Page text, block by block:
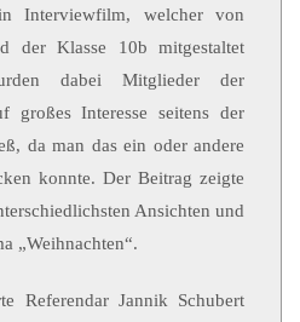
Interviewfilm, welcher von
der Klasse 10b mitgestaltet
dabei Mitglieder der
großes Interesse seitens der
da man das ein oder andere
konnte. Der Beitrag zeigte
Ansichten und
„Weihnachten“.
Referendar Jannik Schubert